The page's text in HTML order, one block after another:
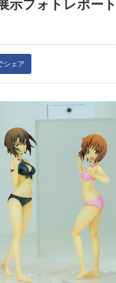
フォトレポート
シェア